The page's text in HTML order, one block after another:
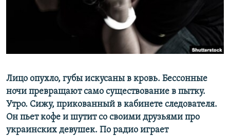
ПОБЕДИТЕЛЕЙ НЕ СУДЯТ?
ПРИСОЕДИНЯЙТЕСЬ!
Все сайты RFE/RL
Лицо опухло, губы искусаны в кровь. Бессонные
ночи превращают само существование в пытку.
Утро. Сижу, прикованный в кабинете следователя.
Он пьет кофе и шутит со своими друзьями про
украинских девушек. По радио играет